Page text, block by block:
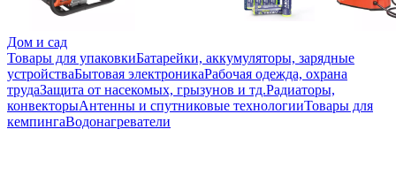
Дом и сад
Товары для упаковкиБатарейки, аккумуляторы, зарядные
устройстваБытовая электроникаРабочая одежда, охрана
трудаЗащита от насекомых, грызунов и тд.Радиаторы,
конвекторыАнтенны и спутниковые технологииТовары для
кемпингаВодонагреватели